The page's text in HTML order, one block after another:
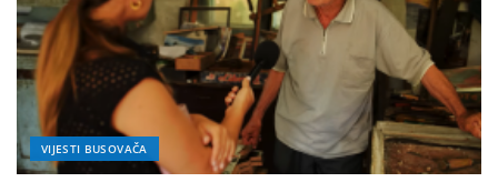
VIJESTI BUSOVAČA